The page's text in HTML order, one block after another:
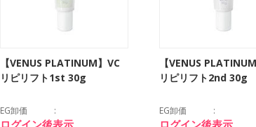
【VENUS PLATINUM】VC
リピリフト1st 30g
EG卸価
ログイン後表示
【VENUS
リピリフト2nd 30g
EG卸価
ログイン後表示